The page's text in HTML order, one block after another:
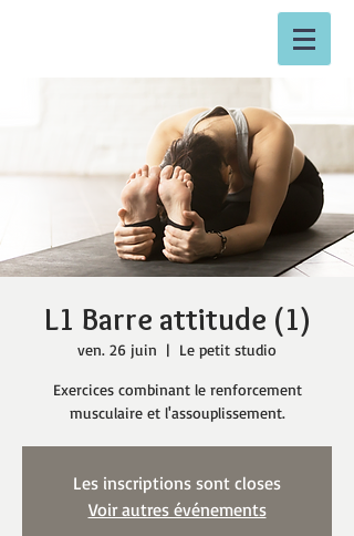
L1 Barre attitude (1)
ven. 26 juin
  |
Le petit studio
Exercices combinant le renforcement
musculaire et l'assouplissement.
Les inscriptions sont closes
Voir autres événements